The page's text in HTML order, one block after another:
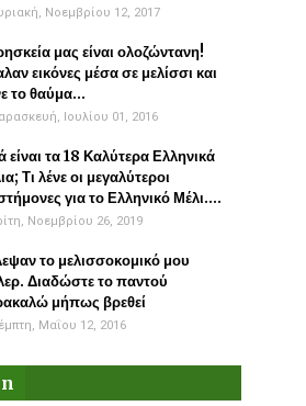
Νοεμβρίου 12, 2017
μας είναι ολοζώντανη!
εικόνες μέσα σε μελίσσι και
το θαύμα...
Ιουλίου 01, 2016
είναι τα 18 Καλύτερα Ελληνικά
Τι λένε οι μεγαλύτεροι
για το Ελληνικό Μέλι....
Νοεμβρίου 26, 2019
το μελισσοκομικό μου
Διαδώστε το παντού
μήπως βρεθεί
Μαΐου 12, 2016